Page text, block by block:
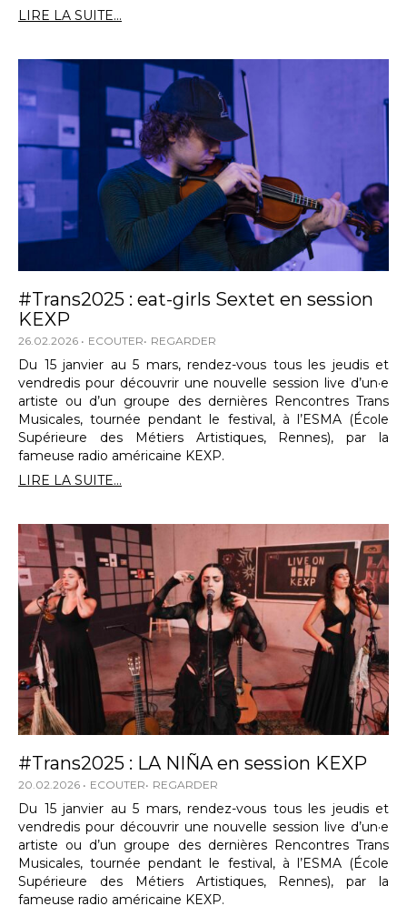
LIRE LA SUITE...
#Trans2025 : eat-girls Sextet en session
KEXP
26.02.2026 ECOUTER REGARDER
Du 15 janvier au 5 mars, rendez-vous tous les jeudis et
vendredis pour découvrir une nouvelle session live d’un·e
artiste ou d’un groupe des dernières Rencontres Trans
Musicales, tournée pendant le festival, à l’ESMA (École
Supérieure des Métiers Artistiques, Rennes), par la
fameuse radio américaine KEXP.
LIRE LA SUITE...
#Trans2025 : LA NIÑA en session KEXP
20.02.2026 ECOUTER REGARDER
Du 15 janvier au 5 mars, rendez-vous tous les jeudis et
vendredis pour découvrir une nouvelle session live d’un·e
artiste ou d’un groupe des dernières Rencontres Trans
Musicales, tournée pendant le festival, à l’ESMA (École
Supérieure des Métiers Artistiques, Rennes), par la
fameuse radio américaine KEXP.